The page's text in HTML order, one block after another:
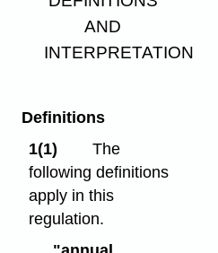
AND
INTERPRETATION
Definitions
1(1)
The
following definitions
apply in this
regulation.